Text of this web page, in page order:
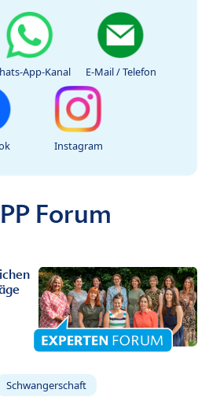
App-Kanal E-Mail / Telefon
Instagram
Forum
Schwangerschaft